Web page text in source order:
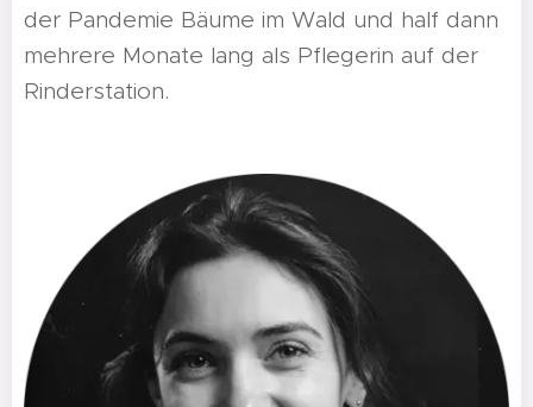
der Pandemie Bäume im Wald und half dann
mehrere Monate lang als Pflegerin auf der
Rinderstation.